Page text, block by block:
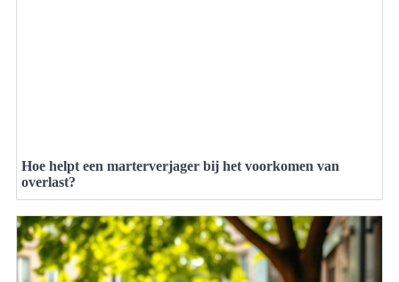
Hoe helpt een marterverjager bij het voorkomen van
overlast?